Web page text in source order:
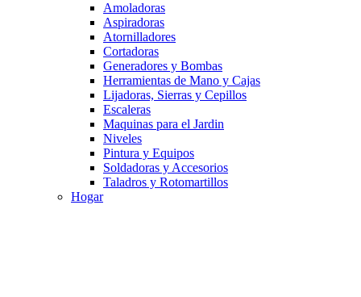
Amoladoras
Aspiradoras
Atornilladores
Cortadoras
Generadores y Bombas
Herramientas de Mano y Cajas
Lijadoras, Sierras y Cepillos
Escaleras
Maquinas para el Jardin
Niveles
Pintura y Equipos
Soldadoras y Accesorios
Taladros y Rotomartillos
Hogar